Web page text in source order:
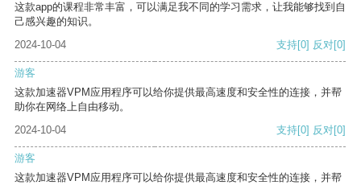
这款app的课程非常丰富，可以满足我不同的学习需求，让我能够找到自
己感兴趣的知识。
2024-10-04
支持[0] 反对[0]
游客
这款加速器VPM应用程序可以给你提供最高速度和安全性的连接，并帮
助你在网络上自由移动。
2024-10-04
支持[0] 反对[0]
游客
这款加速器VPM应用程序可以给你提供最高速度和安全性的连接，并帮